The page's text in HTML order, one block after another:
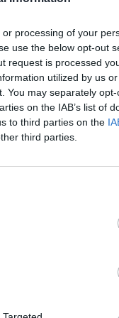
processing of your
use the below opt-out
request is processed
utilized by us
You may separately
on the IAB’s list of
to third parties on the
third parties.
οι νέοι γενικοί
σχήμα είναι
θα κριθεί από την
ΑΔΑΕ